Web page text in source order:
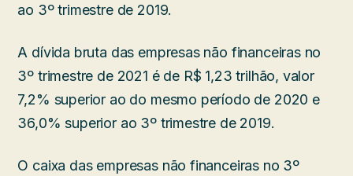
ao 3º trimestre de 2019.
A dívida bruta das empresas não financeiras no
3º trimestre de 2021 é de R$ 1,23 trilhão, valor
7,2% superior ao do mesmo período de 2020 e
36,0% superior ao 3º trimestre de 2019.
O caixa das empresas não financeiras no 3º